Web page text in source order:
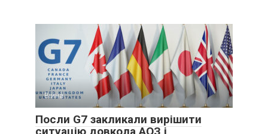
Війна
Посли G7 закликали вирішити
ситуацію довкола АОЗ і